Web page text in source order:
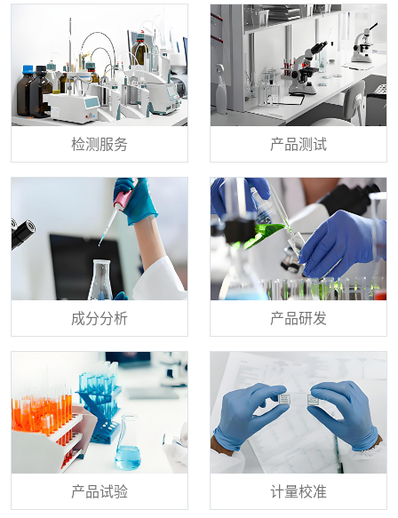
检测服务 产品测试
成分分析 产品研发
产品试验 计量校准